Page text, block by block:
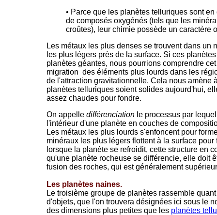
• Parce que les planètes telluriques sont
de composés oxygénés (tels que les
croûtes), leur chimie possède un caractère
Les métaux les plus denses se trouvent dans un
les plus légers près de la surface. Si ces
planètes géantes, nous pourrions comprendre
migration des éléments plus lourds dans les
de l'attraction gravitationnelle. Cela nous amène
planètes telluriques soient solides aujourd'hui,
assez chaudes pour fondre.
On appelle différenciation le processus par
l'intérieur d'une planète en couches de
Les métaux les plus lourds s'enfoncent pour
minéraux les plus légers flottent à la surface
lorsque la planète se refroidit, cette structure en
qu'une planète rocheuse se différencie, elle doit
fusion des roches, qui est généralement
Les planètes naines.
Le troisième groupe de planètes rassemble
d'objets, que l'on trouvera désignées ici sous le
des dimensions plus petites que les planètes